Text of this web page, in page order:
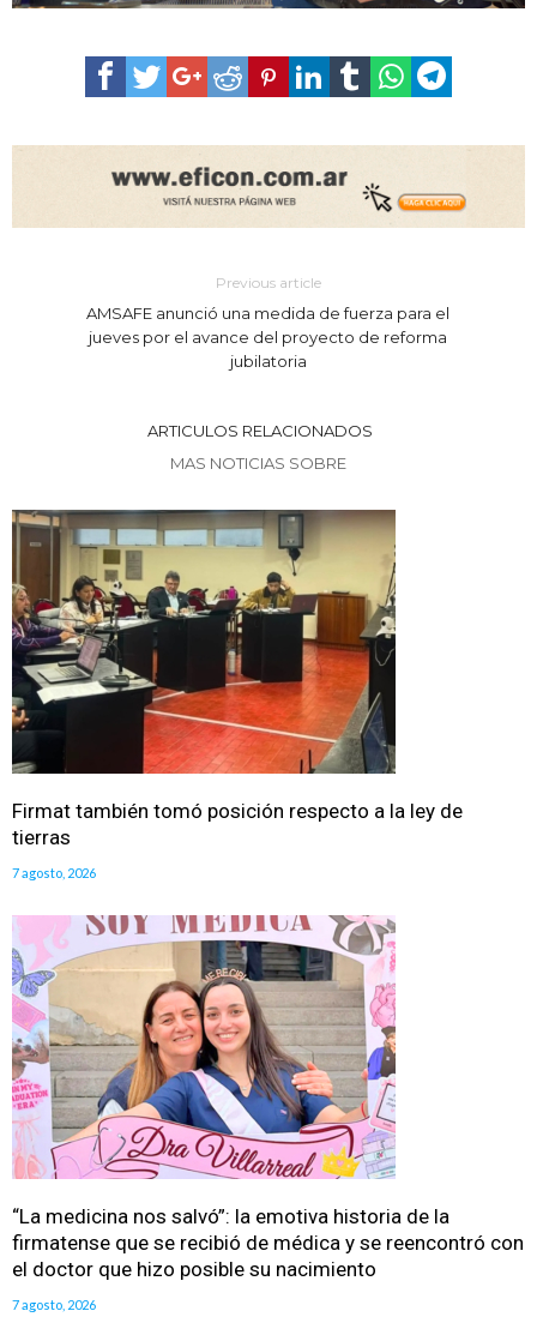
Previous article
AMSAFE anunció una medida de fuerza para el
jueves por el avance del proyecto de reforma
jubilatoria
ARTICULOS RELACIONADOS
MAS NOTICIAS SOBRE
Firmat también tomó posición respecto a la ley de
tierras
7 agosto, 2026
“La medicina nos salvó”: la emotiva historia de la
firmatense que se recibió de médica y se reencontró con
el doctor que hizo posible su nacimiento
7 agosto, 2026